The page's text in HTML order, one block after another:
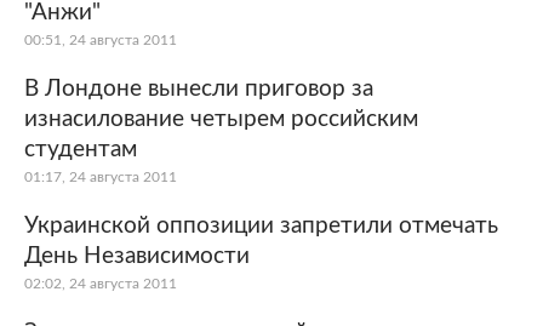
Ценности
Из жизни Среда обитания
"Анжи"
00:51, 24 августа 2011
В Лондоне вынесли приговор за
изнасилование четырем российским
студентам
01:17, 24 августа 2011
Украинской оппозиции запретили отмечать
День Независимости
02:02, 24 августа 2011